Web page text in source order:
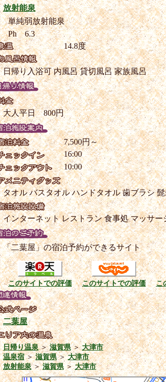
放射能泉
単純弱放射能泉
Ph 6.3
14.8度
日帰り入浴可内風呂貸切風呂家族風呂
大人平日 800円
7,500円～
16:00
10:00
タオルバスタオルハンドタオル歯ブラシ髭
インターネットレストラン食事処マッサー
「二葉屋」の宿泊予約ができるサイト
このサイトでの評価 このサイトでの評価 こ
二葉屋
日帰り温泉＞滋賀県＞大津市
温泉宿＞滋賀県＞大津市
放射能泉＞滋賀県＞大津市